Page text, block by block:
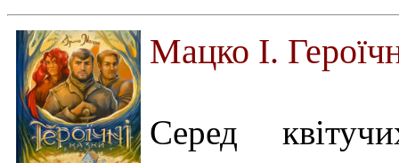
Мацко І.
Серед